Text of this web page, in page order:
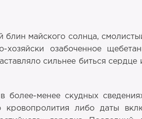
майского солнца,
озабоченное
сильнее биться сердце
менее скудных
кровопролития либо даты